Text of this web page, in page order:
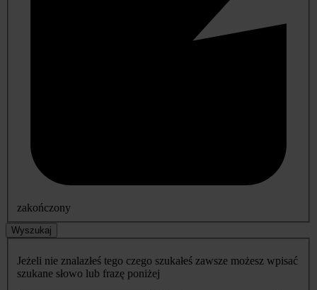
zakończony
Wyszukaj
Jeżeli nie znalazłeś tego czego szukałeś zawsze możesz wpisać
szukane słowo lub frazę poniżej